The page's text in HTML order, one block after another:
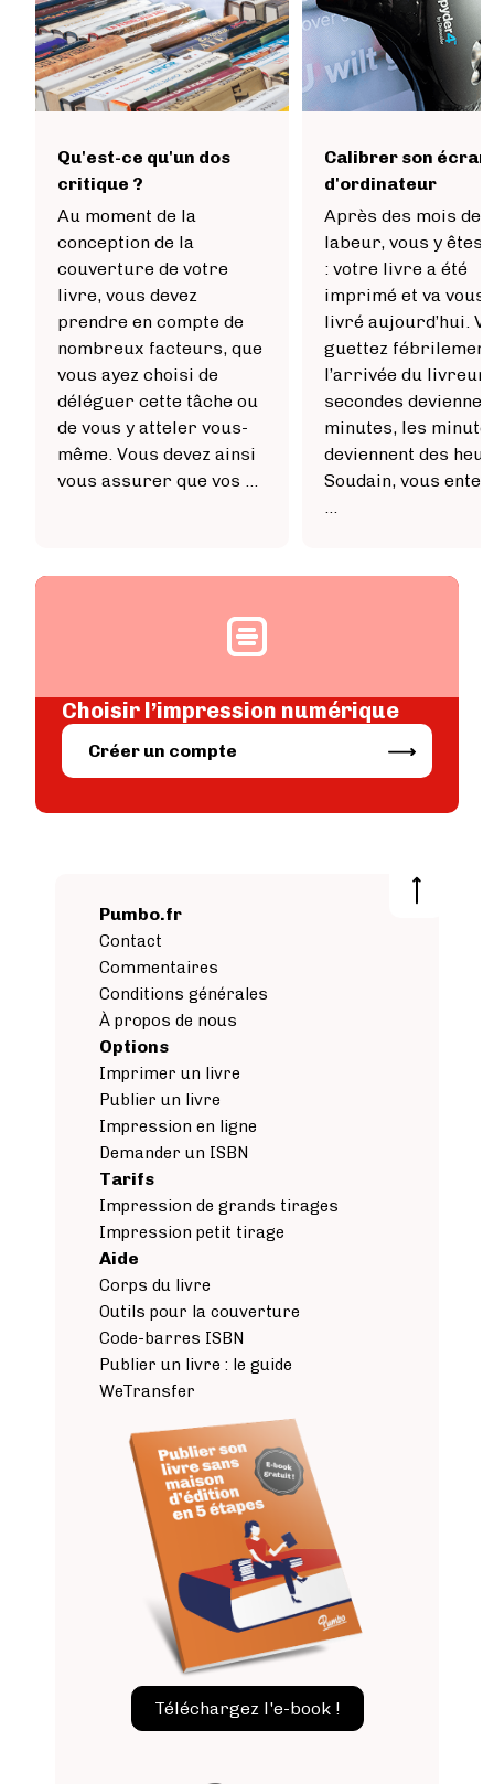
Qu'est-ce qu'un dos
critique ?
Au moment de la
conception de la
couverture de votre
livre, vous devez
prendre en compte de
nombreux facteurs, que
vous ayez choisi de
déléguer cette tâche ou
de vous y atteler vous-
même. Vous devez ainsi
vous assurer que vos …
Calibrer son écran
d'ordinateur
Après des mois de
labeur, vous y êtes
: votre livre a été
imprimé et va vous
livré aujourd’hui.
guettez fébrilement
l’arrivée du livreur.
secondes
minutes, les
deviennent des
Soudain, vous
…
Image
Choisir l’impression numérique
Image
Créer un compte
Pumbo.fr
Contact
Commentaires
Conditions générales
À propos de nous
Options
Imprimer un livre
Publier un livre
Impression en ligne
Demander un ISBN
Tarifs
Impression de grands tirages
Impression petit tirage
Aide
Corps du livre
Outils pour la couverture
Code-barres ISBN
Publier un livre : le guide
WeTransfer
Téléchargez l'e-book !